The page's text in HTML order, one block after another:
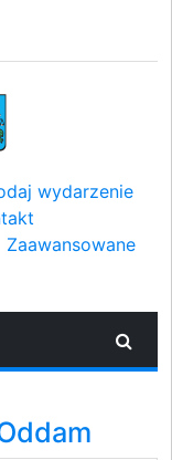
wydarzenie
Zaawansowane